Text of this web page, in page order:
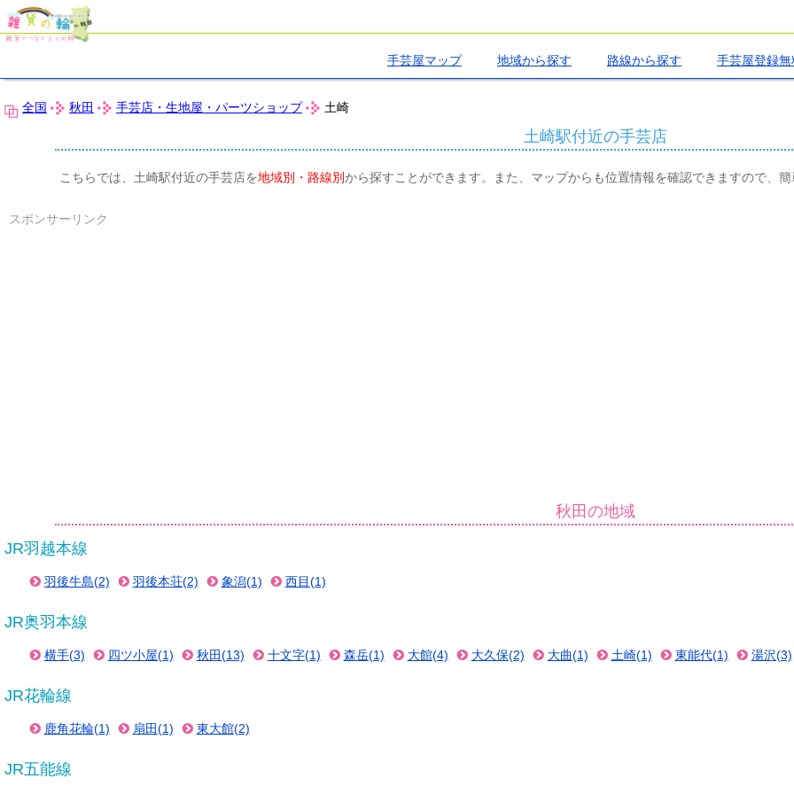
手芸屋マップ 地域から探す 路線から探す 手芸屋登録無
全国 秋田 手芸店・生地屋・パーツショップ 土崎
土崎駅付近の手芸店
こちらでは、土崎駅付近の手芸店を地域別・路線別から探すことができます。また、マップからも位置情報を確認できますので、
スポンサーリンク
秋田の地域
JR羽越本線
羽後牛島(2) 羽後本荘(2) 象潟(1) 西目(1)
JR奥羽本線
横手(3) 四ツ小屋(1) 秋田(13) 十文字(1) 森岳(1) 大館(4) 大久保(2) 大曲(1) 土崎(1) 東能代(1) 湯沢(3)
JR花輪線
鹿角花輪(1) 扇田(1) 東大館(2)
JR五能線